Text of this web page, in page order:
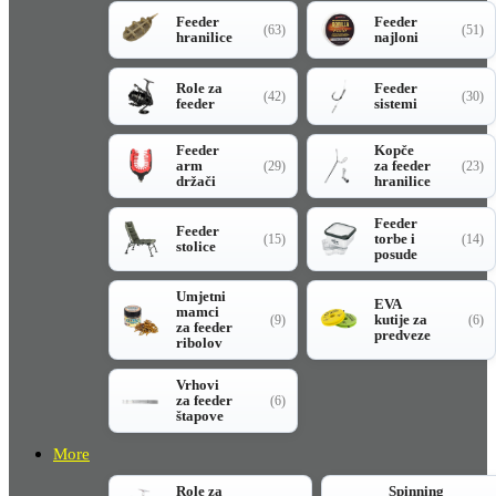
Feeder
hranilice
(63)
Feeder
najloni
(51)
Role za
feeder
(42)
Feeder
sistemi
(30)
Feeder
arm
držači
(29)
Kopče
za feeder
hranilice
(23)
Feeder
stolice
(15)
Feeder
torbe i
posude
(14)
Umjetni
mamci
za feeder
ribolov
(9)
EVA
kutije za
predveze
(6)
Vrhovi
za feeder
štapove
(6)
More
Role za
Spinning